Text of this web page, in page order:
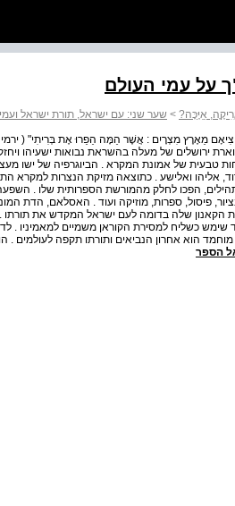
על עמי העולם
אַַיֶּכָּה? > שער שני: עם ישראל, תורת ישראל
לְהוֹצִיאָם מֵאֶרֶץ מִצְרָיִם : אֲשֶׁר הֵמָּה הֵפֵרוּ אֶת בְּרִיתִי" (
ירושלים של מעלה בהשראת נבואות ישעיהו
טבעית של אמונת המקרא . הביוגרפיה של ישו
אליהו ואלישע . כתוצאה מזיקת הנצרות למקרא
הפכו לחלק מהמורשת הספרותית שלו .
פיסול, ספרות, מוזיקה ועוד . האסלאם, הדת
שלה בדומה לעם ישראל המקדש את
שימש כשליח למסירת הקוראן משמיים למאמיניו .
הוא אחרון הנביאים ותורתו תקפה לעולמים .
הספר